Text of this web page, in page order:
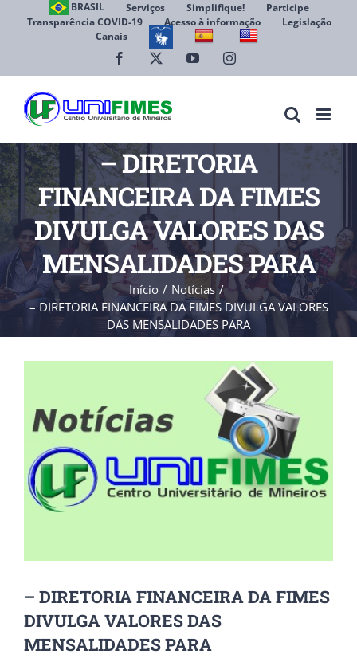
BRASIL Serviços Simplifique!
Participe
Transparência COVID-19
Acesso à informação
Legislação
Canais
Facebook YouTubeInstagram
– DIRETORIA
FINANCEIRA DA FIMES
DIVULGA VALORES DAS
MENSALIDADES PARA
Início
Notícias
– DIRETORIA FINANCEIRA DA FIMES DIVULGA VALORES
DAS MENSALIDADES PARA
– DIRETORIA FINANCEIRA DA FIMES
DIVULGA VALORES DAS
MENSALIDADES PARA